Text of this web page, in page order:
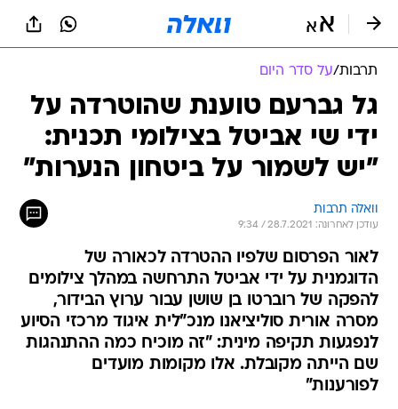
תרבות/על סדר היום
גל גברעם טוענת שהוטרדה על
ידי שי אביטל בצילומי תכנית:
"יש לשמור על ביטחון הנערות"
וואלה תרבות
עודכן לאחרונה: 28.7.2021 / 9:34
לאור הפרסום שלפיו ההטרדה לכאורה של
הדוגמנית על ידי אביטל התרחשה במהלך צילומים
להפקה של רוברטו בן שושן עבור ערוץ הבידור,
מסרה אורית סוליציאנו מנכ"לית איגוד מרכזי הסיוע
לנפגעות תקיפה מינית: "זה מוכיח כמה ההתנהגות
שם הייתה מקובלת. אלו מקומות מועדים
לפורענות"